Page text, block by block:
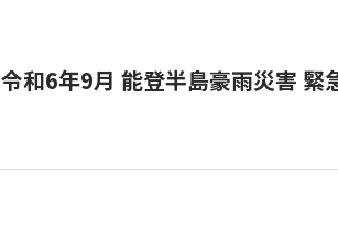
令和6年9月 能登半島豪雨災害 緊急